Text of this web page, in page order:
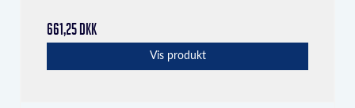
661,25 DKK
Vis produkt